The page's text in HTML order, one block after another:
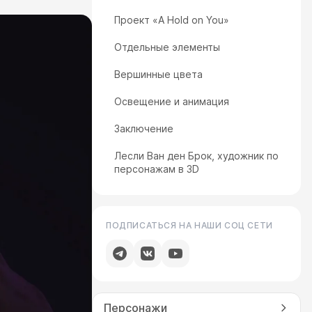
Проект «A Hold on You»
Отдельные элементы
Вершинные цвета
Освещение и анимация
Заключение
Лесли Ван ден Брок, художник по
персонажам в 3D
ПОДПИСАТЬСЯ НА НАШИ СОЦ СЕТИ
Персонажи